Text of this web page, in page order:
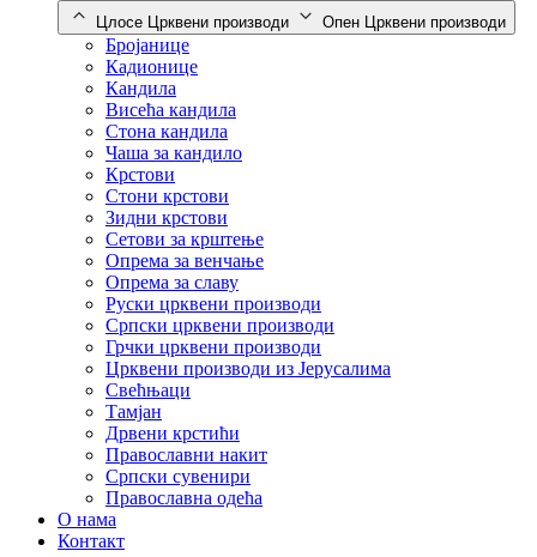
Цлосе Црквени производи Опен Црквени производи
Бројанице
Кадионице
Кандила
Висећа кандила
Стона кандила
Чаша за кандило
Крстови
Стони крстови
Зидни крстови
Сетови за крштење
Опрема за венчање
Опрема за славу
Руски црквени производи
Српски црквени производи
Грчки црквени производи
Црквени производи из Јерусалима
Свећњаци
Тамјан
Дрвени крстићи
Православни накит
Српски сувенири
Православна одећа
О нама
Контакт